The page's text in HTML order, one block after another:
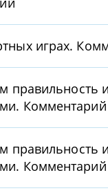
играх.
правильность
Комментарий
правильность